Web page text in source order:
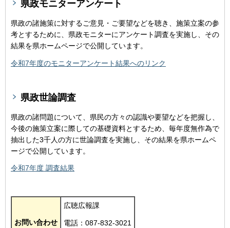
県政モニターアンケート
県政の諸施策に対するご意見・ご要望などを聴き、施策立案の参
考とするために、県政モニターにアンケート調査を実施し、その
結果を県ホームページで公開しています。
令和7年度のモニターアンケート結果へのリンク
県政世論調査
県政の諸問題について、県民の方々の認識や要望などを把握し、
今後の施策立案に際しての基礎資料とするため、毎年度無作為で
抽出した3千人の方に世論調査を実施し、その結果を県ホームペ
ージで公開しています。
令和7年度 調査結果
お問い合わせ
広聴広報課
電話：087-832-3021